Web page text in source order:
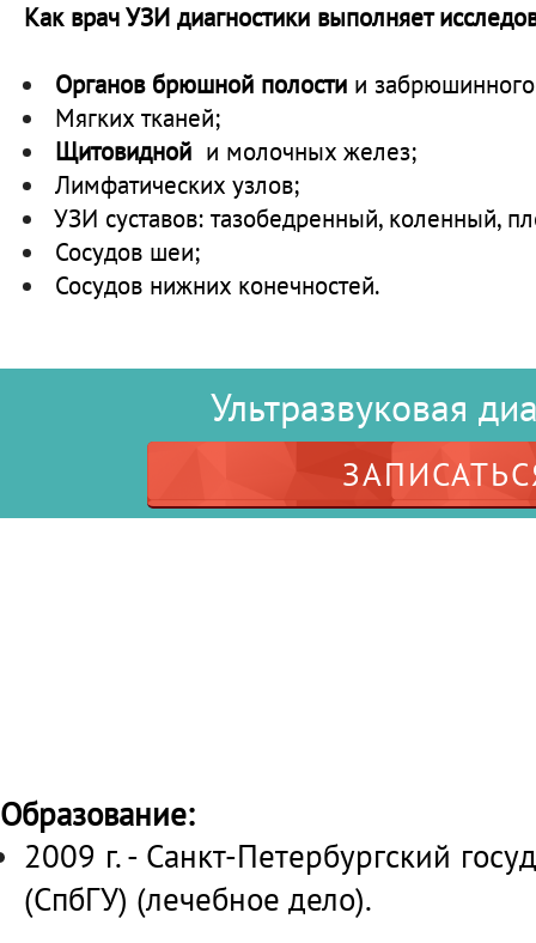
Как врач УЗИ диагностики выполняет
Органов брюшной полости и
Мягких тканей;
Щитовидной и молочных желез;
Лимфатических узлов;
УЗИ суставов: тазобедренный, коленный,
Сосудов шеи;
Сосудов нижних конечностей.
Ультразвуковая
Образование:
2009 г. - Санкт-Петербургский
(СпбГУ) (лечебное дело).